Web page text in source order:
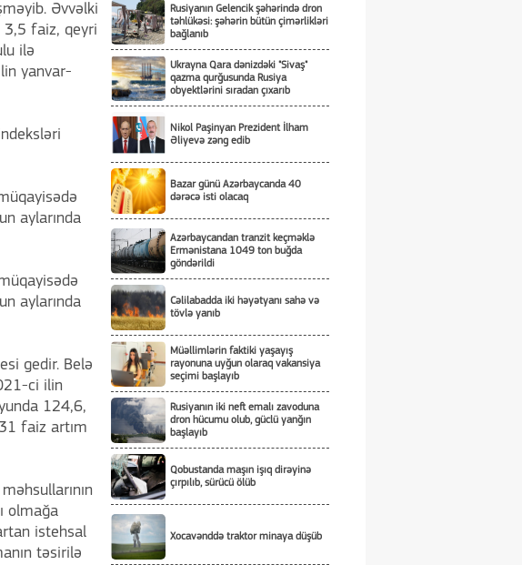
Əvvəlki
3,5 faiz, qeyri
ilə
yanvar-
aylarında
aylarında
gedir. Belə
ci ilin
124,6,
faiz artım
olmağa
istehsal
təsirilə
Rusiyanın Gelencik şəhərində dron
təhlükəsi: şəhərin bütün çimərlikləri
bağlanıb
Ukrayna Qara dənizdəki "Sivaş"
qazma qurğusunda Rusiya
obyektlərini sıradan çıxarıb
Nikol Paşinyan Prezident İlham
Əliyevə zəng edib
Bazar günü Azərbaycanda 40
dərəcə isti olacaq
Azərbaycandan tranzit keçməklə
Ermənistana 1049 ton buğda
göndərildi
Cəlilabadda iki həyətyanı sahə və
tövlə yanıb
Müəllimlərin faktiki yaşayış
rayonuna uyğun olaraq vakansiya
seçimi başlayıb
Rusiyanın iki neft emalı zavoduna
dron hücumu olub, güclü yanğın
başlayıb
Qobustanda maşın işıq dirəyinə
çırpılıb, sürücü ölüb
Xocavənddə traktor minaya düşüb